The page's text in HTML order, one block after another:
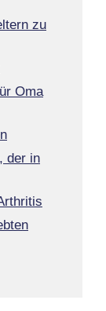
zu
Oma
der in